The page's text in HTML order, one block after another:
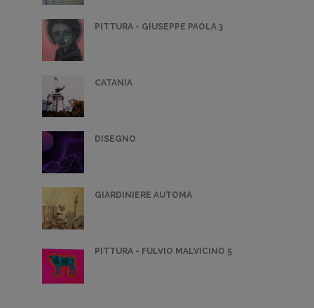
PITTURA - GIUSEPPE PAOLA 3
CATANIA
DISEGNO
GIARDINIERE AUTOMA
PITTURA - FULVIO MALVICINO 5